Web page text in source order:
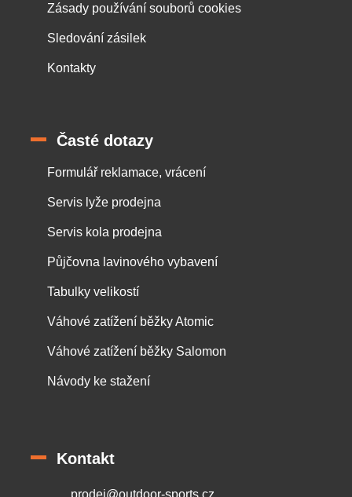
Zásady používání souborů cookies
Sledování zásilek
Kontakty
Časté dotazy
Formulář reklamace, vrácení
Servis lyže prodejna
Servis kola prodejna
Půjčovna lavinového vybavení
Tabulky velikostí
Váhové zatížení běžky Atomic
Váhové zatížení běžky Salomon
Návody ke stažení
Kontakt
prodej@outdoor-sports.cz